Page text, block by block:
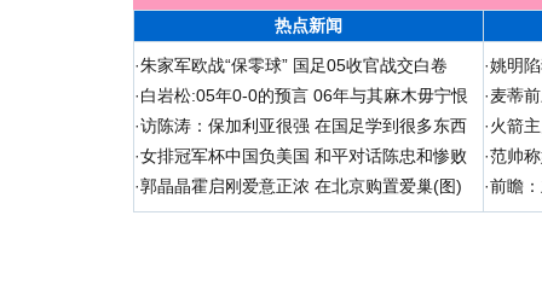
热点新闻
·朱家军欧战“保零球” 国足05收官战交白卷
·白岩松:05年0-0的预言 06年与其麻木毋宁恨
·访陈涛：保加利亚很强 在国足学到很多东西
·女排冠军杯中国负美国 和平对话陈忠和惨败
·郭晶晶霍启刚爱意正浓 在北京购置爱巢(图)
·姚明
·麦蒂
·火箭
·范帅
·前瞻